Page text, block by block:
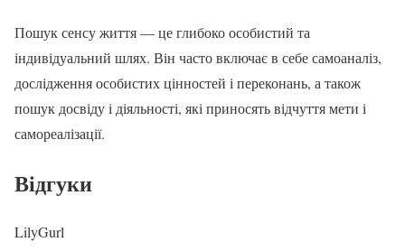
Пошук сенсу життя — це глибоко особистий та
індивідуальний шлях. Він часто включає в себе самоаналіз,
дослідження особистих цінностей і переконань, а також
пошук досвіду і діяльності, які приносять відчуття мети і
самореалізації.
Відгуки
LilyGurl